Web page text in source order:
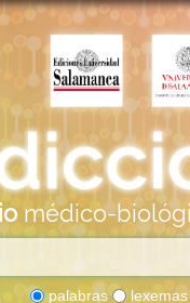
médico-
palabras lexemas